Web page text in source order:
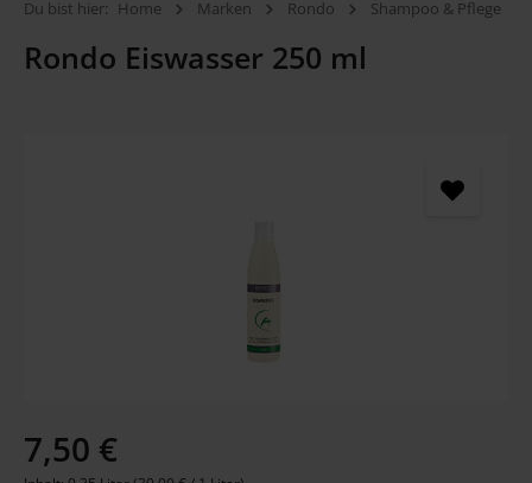
Du bist hier: Home Marken Rondo Shampoo & Pflege
Rondo Eiswasser 250 ml
Regulärer Preis:
7,50 €